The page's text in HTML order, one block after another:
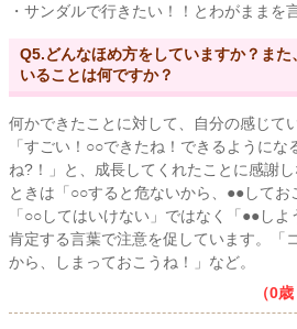
・サンダルで行きたい！！とわがままを
Q5.どんなほめ方をしていますか？ま
いることは何ですか？
何かできたことに対して、自分の感じて
「すごい！○○できたね！できるように
ね?！」と、成長してくれたことに感謝
ときは「○○すると危ないから、●●してお
「○○してはいけない」ではなく「●●し
肯定する言葉で注意を促しています。「
から、しまっておこうね！」など。
（0